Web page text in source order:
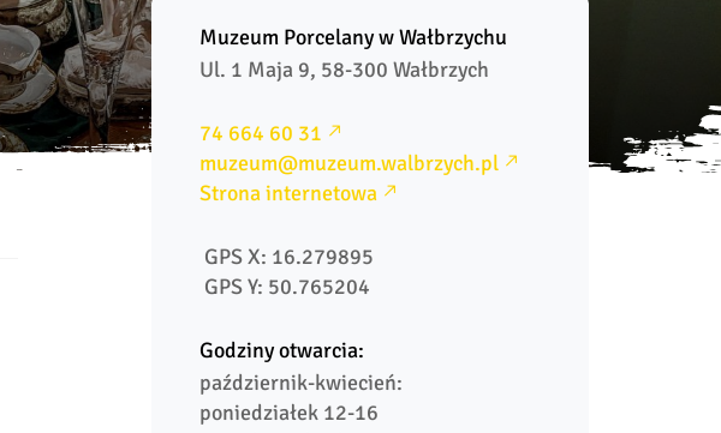
Muzeum Porcelany w Wałbrzychu
Ul. 1 Maja 9, 58-300 Wałbrzych
74 664 60 31
muzeum@muzeum.walbrzych.pl
Strona internetowa
GPS X: 16.279895
GPS Y: 50.765204
Godziny otwarcia:
październik-kwiecień:
poniedziałek 12-16